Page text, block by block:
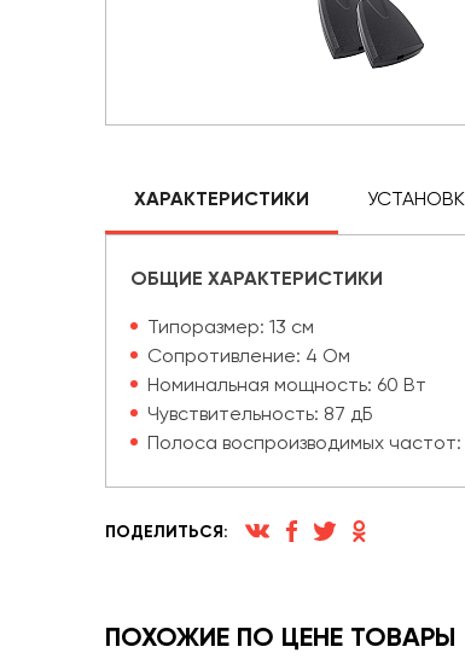
ХАРАКТЕРИСТИКИ
ОБЩИЕ ХАРАКТЕРИСТИКИ
Типоразмер: 13 см
Сопротивление: 4 Ом
Номинальная мощность: 60 Вт
Чувствительность: 87 дБ
Полоса воспроизводимых частот:
ПОДЕЛИТЬСЯ:
ПОХОЖИЕ ПО ЦЕНЕ ТОВАРЫ